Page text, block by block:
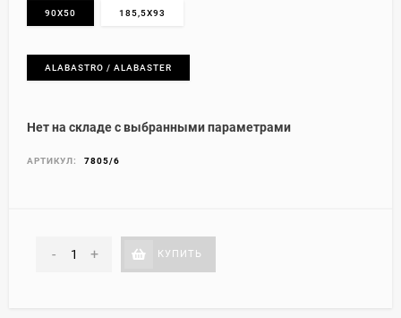
90X50 185,5X93
ALABASTRO / ALABASTER
Нет на складе с выбранными параметрами
АРТИКУЛ: 7805/6
- + КУПИТЬ